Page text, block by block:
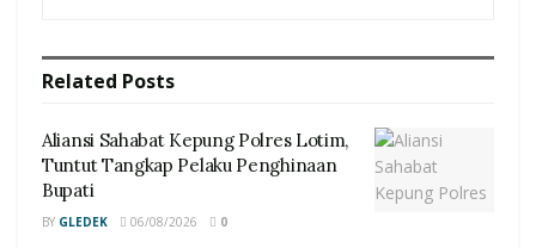
Related Posts
Aliansi Sahabat Kepung Polres Lotim,
Tuntut Tangkap Pelaku Penghinaan
Bupati
BY GLEDEK 06/08/2026 0